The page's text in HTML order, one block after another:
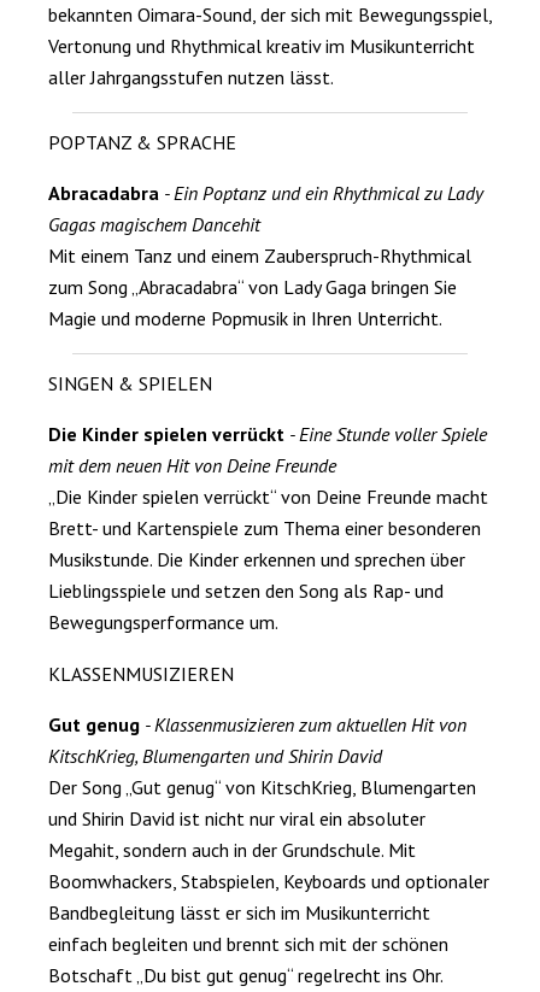
bekannten Oimara-Sound, der sich mit Bewegungsspiel,
Vertonung und Rhythmical kreativ im Musikunterricht
aller Jahrgangsstufen nutzen lässt.
POPTANZ & SPRACHE
Abracadabra - Ein Poptanz und ein Rhythmical zu Lady
Gagas magischem Dancehit
Mit einem Tanz und einem Zauberspruch-Rhythmical
zum Song „Abracadabra“ von Lady Gaga bringen Sie
Magie und moderne Popmusik in Ihren Unterricht.
SINGEN & SPIELEN
Die Kinder spielen verrückt - Eine Stunde voller Spiele
mit dem neuen Hit von Deine Freunde
„Die Kinder spielen verrückt“ von Deine Freunde macht
Brett- und Kartenspiele zum Thema einer besonderen
Musikstunde. Die Kinder erkennen und sprechen über
Lieblingsspiele und setzen den Song als Rap- und
Bewegungsperformance um.
KLASSENMUSIZIEREN
Gut genug - Klassenmusizieren zum aktuellen Hit von
KitschKrieg, Blumengarten und Shirin David
Der Song „Gut genug“ von KitschKrieg, Blumengarten
und Shirin David ist nicht nur viral ein absoluter
Megahit, sondern auch in der Grundschule. Mit
Boomwhackers, Stabspielen, Keyboards und optionaler
Bandbegleitung lässt er sich im Musikunterricht
einfach begleiten und brennt sich mit der schönen
Botschaft „Du bist gut genug“ regelrecht ins Ohr.